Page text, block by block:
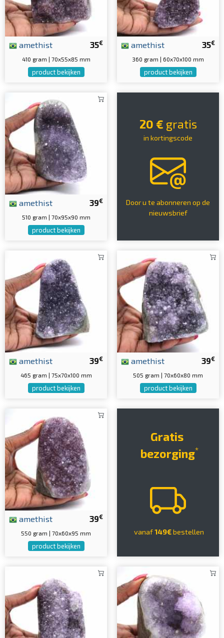
35€
amethist
410 gram | 70x55x85 mm
product bekijken
35€
amethist
360 gram | 60x70x100 mm
product bekijken
39€
amethist
510 gram | 70x95x90 mm
product bekijken
20 € gratis
in kortingscode
Door u te abonneren op de
nieuwsbrief
39€
amethist
465 gram | 75x70x100 mm
product bekijken
39€
amethist
505 gram | 70x60x80 mm
product bekijken
39€
amethist
550 gram | 70x60x95 mm
product bekijken
Gratis
bezorging*
vanaf149€bestellen